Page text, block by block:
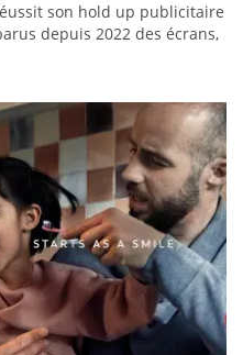
son hold up publicitaire
depuis 2022 des écrans,